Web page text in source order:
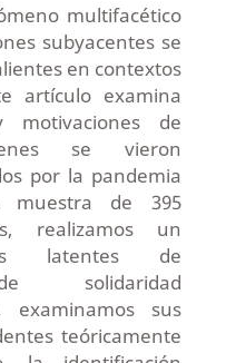
multifacético
subyacentes se
en contextos
artículo examina
motivaciones de
se vieron
por la pandemia
muestra de 395
realizamos un
latentes de
solidaridad
examinamos sus
teóricamente